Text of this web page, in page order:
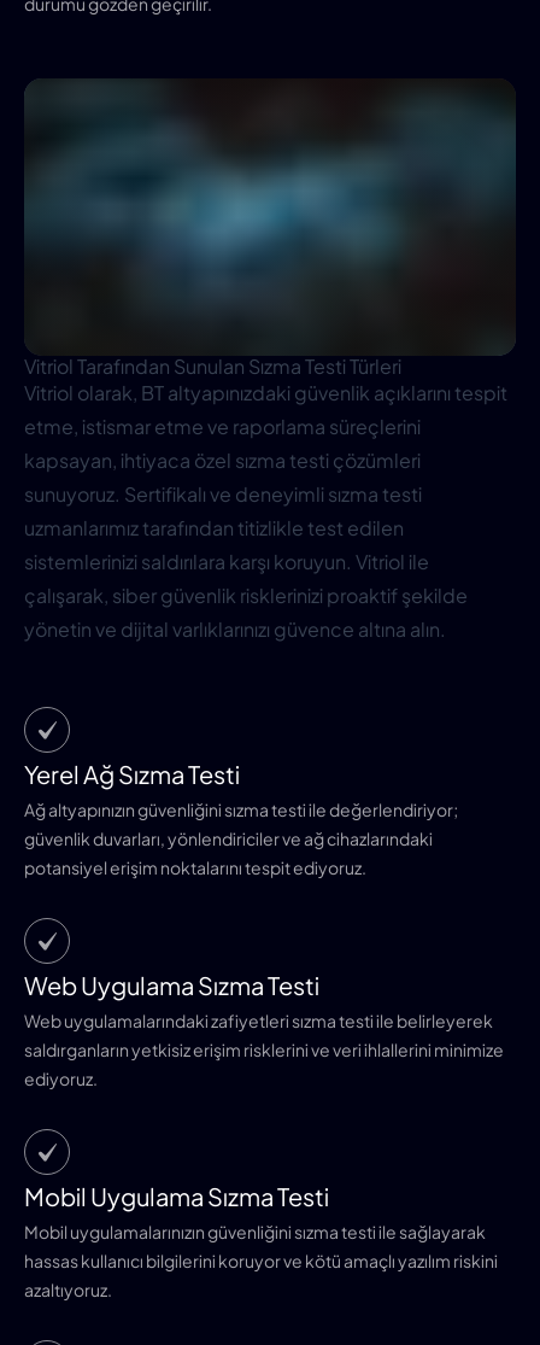
Vitriol Tarafından Sunulan Sızma Testi Türleri
Vitriol olarak, BT altyapınızdaki güvenlik açıklarını tespit
etme, istismar etme ve raporlama süreçlerini
kapsayan, ihtiyaca özel sızma testi çözümleri
sunuyoruz. Sertifikalı ve deneyimli sızma testi
uzmanlarımız tarafından titizlikle test edilen
sistemlerinizi saldırılara karşı koruyun. Vitriol ile
çalışarak, siber güvenlik risklerinizi proaktif şekilde
yönetin ve dijital varlıklarınızı güvence altına alın.
Yerel Ağ Sızma Testi
Ağ altyapınızın güvenliğini sızma testi ile değerlendiriyor;
güvenlik duvarları, yönlendiriciler ve ağ cihazlarındaki
potansiyel erişim noktalarını tespit ediyoruz.
Web Uygulama Sızma Testi
Web uygulamalarındaki zafiyetleri sızma testi ile belirleyerek
saldırganların yetkisiz erişim risklerini ve veri ihlallerini minimize
ediyoruz.
Mobil Uygulama Sızma Testi
Mobil uygulamalarınızın güvenliğini sızma testi ile sağlayarak
hassas kullanıcı bilgilerini koruyor ve kötü amaçlı yazılım riskini
azaltıyoruz.